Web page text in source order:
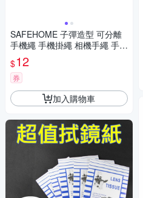
SAFEHOME 子彈造型 可分離
手機繩 手機掛繩 相機手繩 手腕
吊繩 手電筒 短掛繩 MP3 MP4
移動電源 用掛繩 13公分長 CP
A019
$12
券
加入購物車